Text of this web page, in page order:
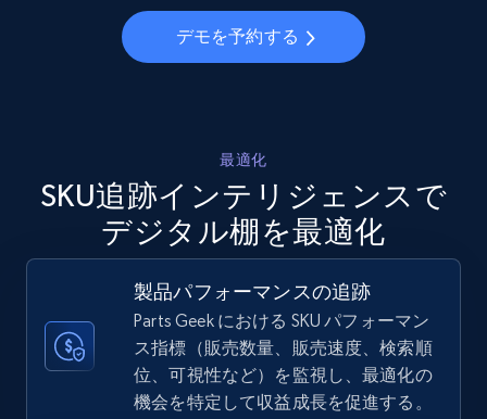
875+ 今すぐ始める
Walmart - products - Discover products by
using sku numbers
URL, Final price, Sku, Currency, Gtin,
Specifications, Image urls, Top reviews, and
875+ 今すぐ始める
デモを予約する
最適化
SKU追跡インテリジェンスで
デジタル棚を最適化
製品パフォーマンスの追跡
Parts Geek における SKU パフォーマン
ス指標（販売数量、販売速度、検索順
位、可視性など）を監視し、最適化の
機会を特定して収益成長を促進する。